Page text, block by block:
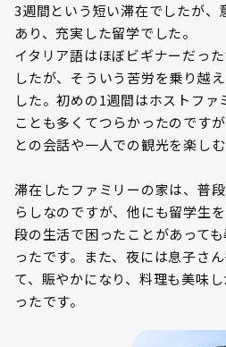
3週間という短い滞在でしたが、
あり、充実した留学でした。
イタリア語はほぼビギナーだっ
したが、そういう苦労を乗り越
した。初めの1週間はホストフ
ことも多くてつらかったのです
との会話や一人での観光を楽し
滞在したファミリーの家は、普
らしなのですが、他にも留学生
段の生活で困ったことがあって
ったです。また、夜には息子さ
て、賑やかになり、料理も美味
ったです。